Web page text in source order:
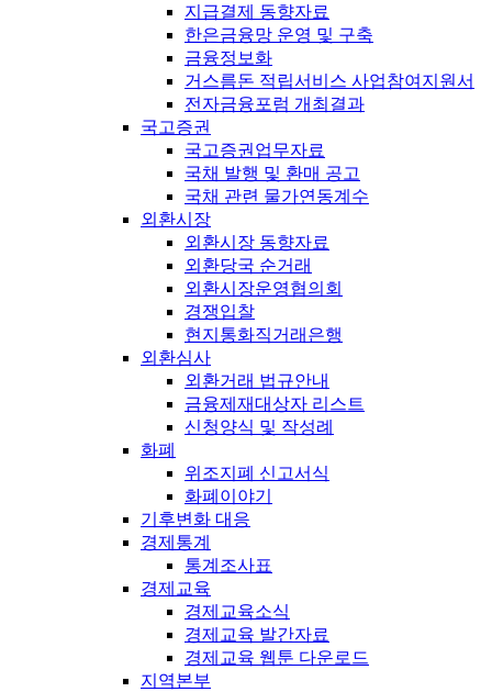
지급결제 동향자료
한은금융망 운영 및 구축
금융정보화
거스름돈 적립서비스 사업참여지원서
전자금융포럼 개최결과
국고증권
국고증권업무자료
국채 발행 및 환매 공고
국채 관련 물가연동계수
외환시장
외환시장 동향자료
외환당국 순거래
외환시장운영협의회
경쟁입찰
현지통화직거래은행
외환심사
외환거래 법규안내
금융제재대상자 리스트
신청양식 및 작성례
화폐
위조지폐 신고서식
화폐이야기
기후변화 대응
경제통계
통계조사표
경제교육
경제교육소식
경제교육 발간자료
경제교육 웹툰 다운로드
지역본부